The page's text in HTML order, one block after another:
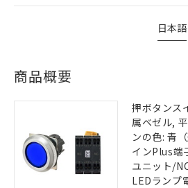
日本語
商品概要
押ボタンス
属ベゼル,
ンの色: 青
インPlus端
ユニット/
LEDランプ